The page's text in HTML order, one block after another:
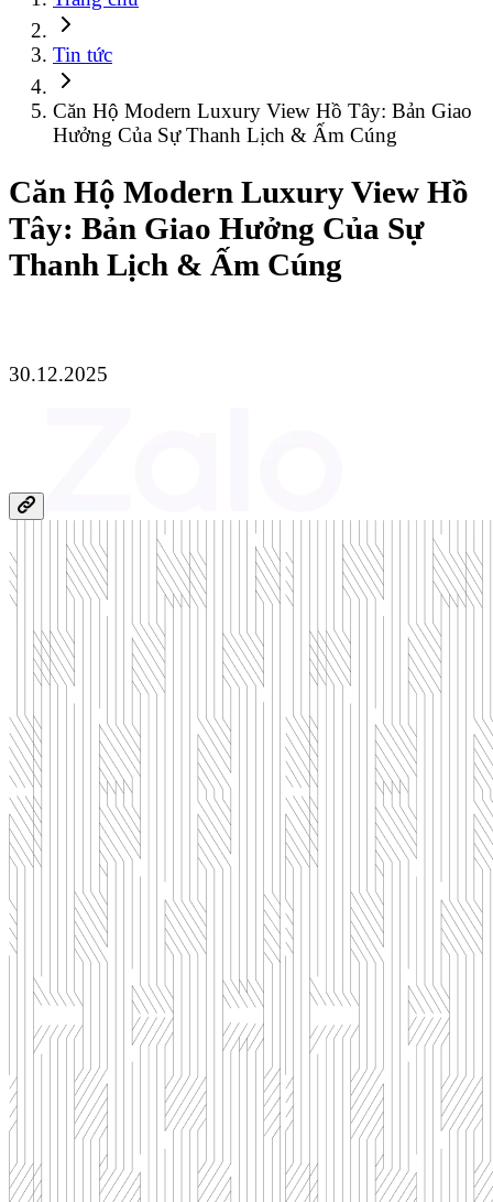
Tin tức
Căn Hộ Modern Luxury View Hồ Tây: Bản Giao
Hưởng Của Sự Thanh Lịch & Ấm Cúng
Căn Hộ Modern Luxury View Hồ
Tây: Bản Giao Hưởng Của Sự
Thanh Lịch & Ấm Cúng
30.12.2025